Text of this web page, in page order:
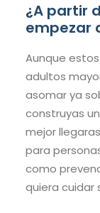
¿A partir
empezar
Aunque
adultos
asomar ya
construyas
mejor
para
como
quiera cuidar